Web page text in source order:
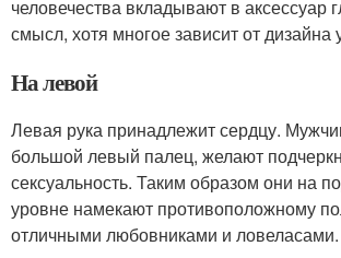
человечества вкладывают в аксессуар
смысл, хотя многое зависит от дизайна
На левой
Левая рука принадлежит сердцу.
большой левый палец, желают
сексуальность. Таким образом они на
уровне намекают противоположному
отличными любовниками и ловеласами.